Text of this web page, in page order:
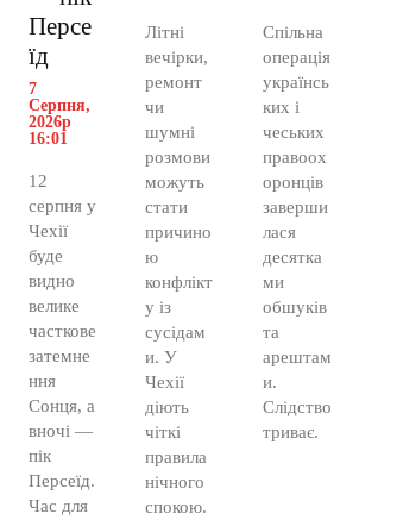
Персе
їд
7
Серпня,
2026р
16:01
12
серпня у
Чехії
буде
видно
велике
часткове
затемне
ння
Сонця, а
вночі —
пік
Персеїд.
Час для
Літні
вечірки,
ремонт
чи
шумні
розмови
можуть
стати
причино
ю
конфлікт
у із
сусідам
и. У
Чехії
діють
чіткі
правила
нічного
спокою.
Спільна
операція
українсь
ких і
чеських
правоох
оронців
заверши
лася
десятка
ми
обшуків
та
арештам
и.
Слідство
триває.